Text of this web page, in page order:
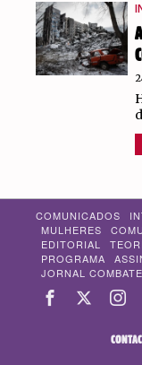
COMUNICADOS
MULHERES
EDITORIAL
PROGRAMA
JORNAL COMBATE